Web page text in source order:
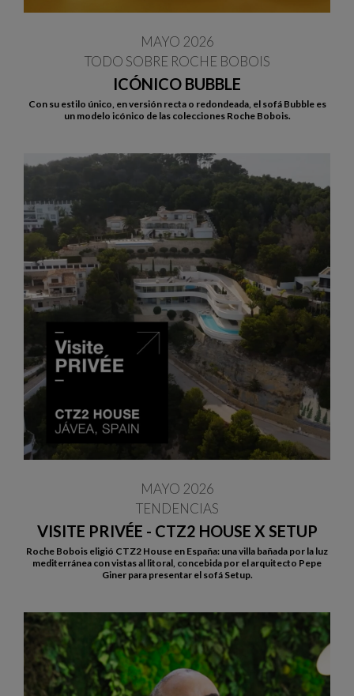
ICÓNICO BUBBLE
MAYO 2026
TODO SOBRE ROCHE BOBOIS
Con su estilo único, en versión recta o redondeada, el sofá Bubble es
un modelo icónico de las colecciones Roche Bobois.
VISITE PRIVÉE - CTZ2 HOUSE X SETUP
MAYO 2026
TENDENCIAS
Roche Bobois eligió CTZ2 House en España: una villa bañada por la luz
mediterránea con vistas al litoral, concebida por el arquitecto Pepe
Giner para presentar el sofá Setup.